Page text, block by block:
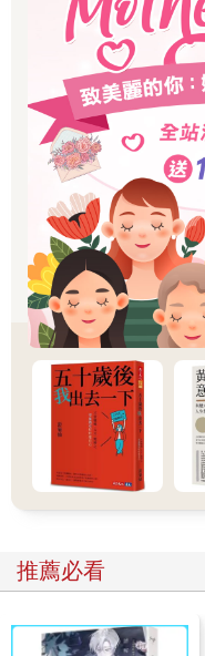
那年尼歐在五洲動物醫院
他念《紅樓夢》，我則多
咒，那時他的身體敗壞，
示他是一隻即將捨報的狗
尼歐不是寵物，他是我的
二O O四年初，農曆春節
生命最艱難困頓的黑暗期
好，過不了關時，自殺的
經，度過了那六天五夜。
薩普門品、化城喻品，
那個酷寒無比的冬天，我
尼歐那時是不到一歲的小
累了，我躺在地板上，他
所有的恐懼、黑暗和不堪
並不須要言語。
有時尼歐跑近他的外出皮
戶外散步。
尼歐說過「我都決定要自
尼歐堅定的叼著皮繩，左
法拒絕，所以，我滿他的
推薦必看